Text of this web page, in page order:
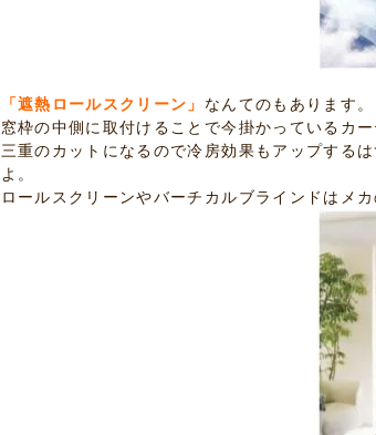
「遮熱ロールスクリーン」 なんてのもあります。
窓枠の中側に取付けることで今掛かっているカ
三重のカットになるので冷房効果もアップする
よ。
ロールスクリーンやバーチカルブラインドはメ